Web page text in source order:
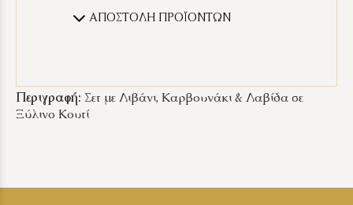
ΑΠΟΣΤΟΛΗ ΠΡΟΪΟΝΤΩΝ
Περιγραφή: Σετ με Λιβάνι, Καρβουνάκι & Λαβίδα σε
Ξύλινο Κουτί